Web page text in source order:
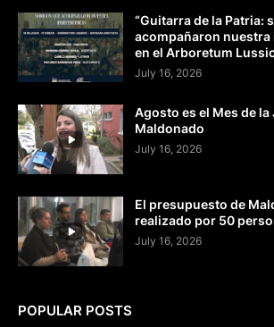
“Guitarra de la Patria:
acompañaron nuestra
en el Arboretum
July 16, 2026
Agosto es el Mes de
Maldonado
July 16, 2026
El presupuesto de
realizado por 50
July 16, 2026
POPULAR POSTS